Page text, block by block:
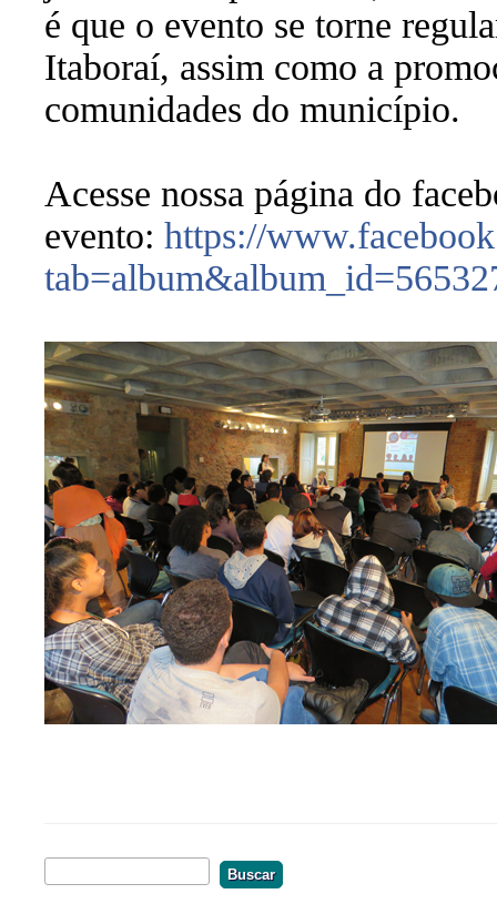
é que o evento se torne
Itaboraí, assim como a
comunidades do município.
Acesse nossa página do
evento: https://
Formulário De Busca
Buscar